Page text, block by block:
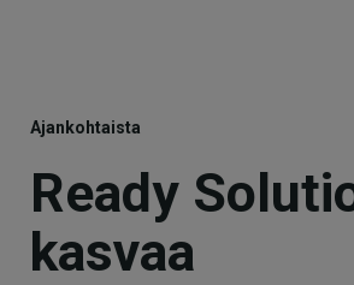
Ajankohtaista
Ready
kasvaa